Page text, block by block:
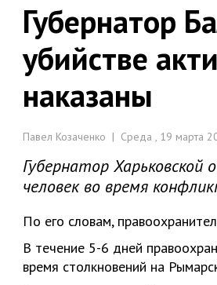
Губернатор
убийстве
наказаны
Павел Козаченко | Среда , 19 марта
Губернатор
человек во время
По его словам,
В течение 5-6 дней
время столкновений на